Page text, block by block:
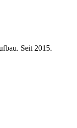
Seit 2015.